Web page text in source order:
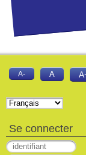
A- A
Se connecter